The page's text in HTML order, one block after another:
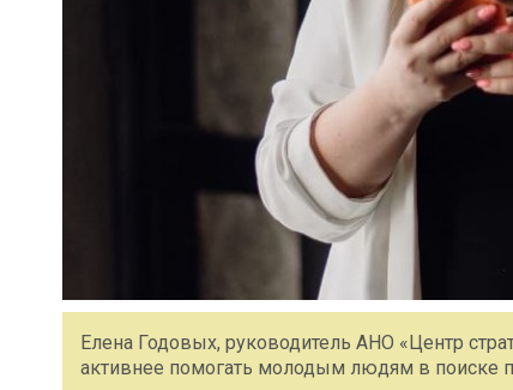
Елена Годовых, руководитель АНО «Центр
активнее помогать молодым людям в поиске